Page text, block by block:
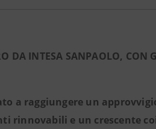
DA INTESA SANPAOLO, CON
a raggiungere un
rinnovabili e un crescente